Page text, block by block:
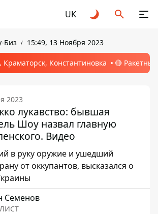
UK
Биз 15:49, 13 Ноября 2023
Краматорск, Константиновка 🔴
2023
лукавство: бывшая
Шоу назвал главную
Видео
в руку оружие и ушедший
от оккупантов, высказался о
Семенов